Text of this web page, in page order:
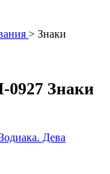
> Знаки
Знаки